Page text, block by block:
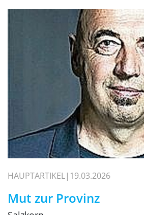
HAUPTARTIKEL 19.03.2026
Mut zur Provinz